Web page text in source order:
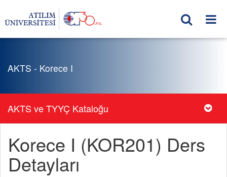
AKTS - Korece I
AKTS ve TYYÇ Kataloğu
Korece I (KOR201) Ders
Detayları